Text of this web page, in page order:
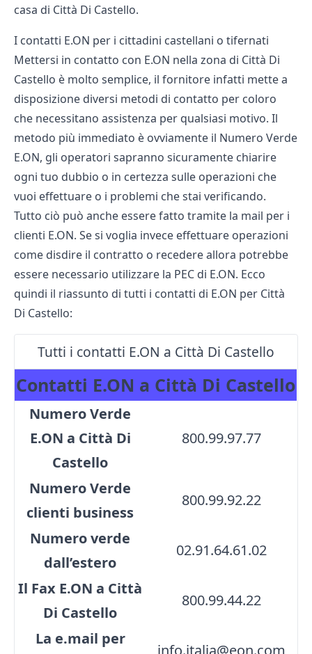
casa di Città Di Castello.
I contatti E.ON per i cittadini castellani o tifernati
Mettersi in contatto con E.ON nella zona di Città Di
Castello è molto semplice, il fornitore infatti mette a
disposizione diversi metodi di contatto per coloro
che necessitano assistenza per qualsiasi motivo. Il
metodo più immediato è ovviamente il Numero Verde
E.ON, gli operatori sapranno sicuramente chiarire
ogni tuo dubbio o in certezza sulle operazioni che
vuoi effettuare o i problemi che stai verificando.
Tutto ciò può anche essere fatto tramite la mail per i
clienti E.ON. Se si voglia invece effettuare operazioni
come disdire il contratto o recedere allora potrebbe
essere necessario utilizzare la PEC di E.ON. Ecco
quindi il riassunto di tutti i contatti di E.ON per Città
Di Castello:
Tutti i contatti E.ON a Città Di Castello
Contatti E.ON a Città Di Castello
Numero Verde
E.ON a Città Di
Castello
800.99.97.77
Numero Verde
clienti business
800.99.92.22
Numero verde
dall’estero
02.91.64.61.02
Il Fax E.ON a Città
Di Castello
800.99.44.22
La e.mail per